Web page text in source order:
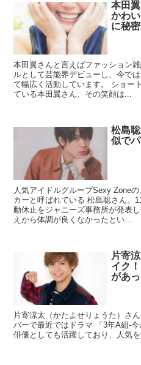
本田
かわ
に秘
本田翼さんと言えばファッション
ルとして芸能界デビューし、今で
て幅広く活動しています。 ショー
ている本田翼さん、その笑顔は...
松島
似で
人気アイドルグループSexy Zone
カーと呼ばれている 松島聡さん。
動休止をジャニーズ事務所が発表
えから体調が良くなかったとい...
片寄
イク
があ
片寄涼太（かたよせりょうた）さ
バーで最近ではドラマ 「3年A組-
俳優としても活躍しており、人気を